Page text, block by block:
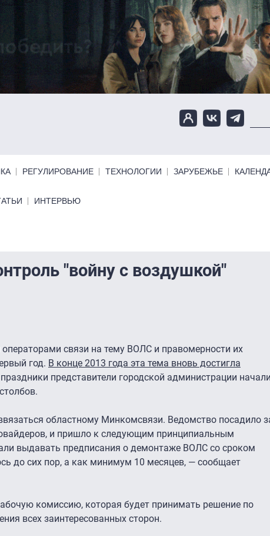
РЕГУЛИРОВАНИЕ ТЕХНОЛОГИИ ЗАРУБЕЖЬЕ
ИНТЕРВЬЮ
"войну с воздушкой"
связи на тему ВОЛС и правомерности их
год. В конце 2013 года эта тема вновь достигла
представители городской администрации начали
областному Минкомсвязи. Ведомство посадило
и пришло к следующим принципиальным
выдавать предписания о демонтаже ВОЛС со сроком
до сих пор, а как минимум 10 месяцев, — сообщает
комиссию, которая будет принимать решение по
всех заинтересованных сторон.